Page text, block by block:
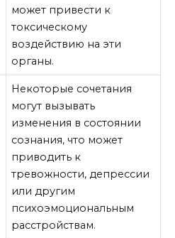
может привести к
токсическому
воздействию на эти
органы.
Некоторые сочетания
могут вызывать
изменения в состоянии
сознания, что может
приводить к
тревожности, депрессии
или другим
психоэмоциональным
расстройствам.